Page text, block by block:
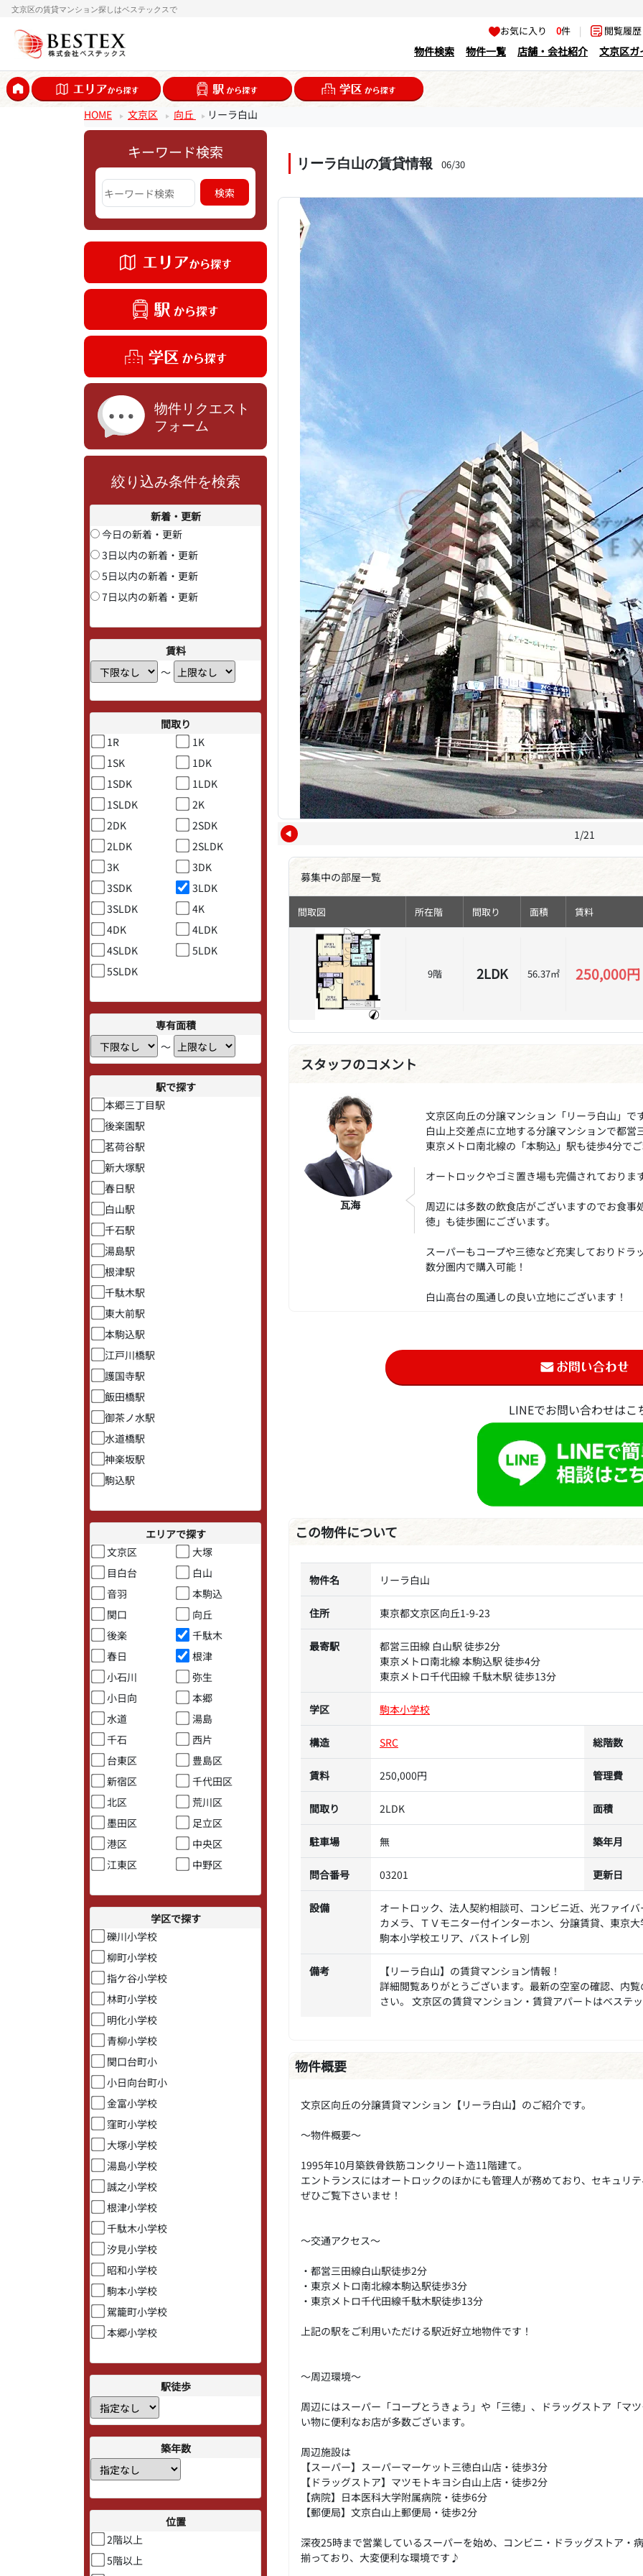
文京区の賃貸マンション探しはベステックスで
お気に入り0件 | 閲覧履
物件検索 物件一覧 店舗・会社紹介 文京区ガ
HOME 文京区 向丘 リーラ白山
キーワード検索
絞り込み条件を検索
新着・更新
今日の新着・更新
3日以内の新着・更新
5日以内の新着・更新
7日以内の新着・更新
賃料
〜
間取り
1R
1K
1SK
1DK
1SDK
1LDK
1SLDK
2K
2DK
2SDK
2LDK
2SLDK
3K
3DK
3SDK
3LDK
3SLDK
4K
4DK
4LDK
4SLDK
5LDK
5SLDK
専有面積
〜
駅で探す
本郷三丁目駅
後楽園駅
茗荷谷駅
新大塚駅
春日駅
白山駅
千石駅
湯島駅
根津駅
千駄木駅
東大前駅
本駒込駅
江戸川橋駅
護国寺駅
飯田橋駅
御茶ノ水駅
水道橋駅
神楽坂駅
駒込駅
エリアで探す
文京区
大塚
目白台
白山
音羽
本駒込
関口
向丘
後楽
千駄木
春日
根津
小石川
弥生
小日向
本郷
水道
湯島
千石
西片
台東区
豊島区
新宿区
千代田区
北区
荒川区
墨田区
足立区
港区
中央区
江東区
中野区
学区で探す
礫川小学校
柳町小学校
指ケ谷小学校
林町小学校
明化小学校
青柳小学校
関口台町小
小日向台町小
金富小学校
窪町小学校
大塚小学校
湯島小学校
誠之小学校
根津小学校
千駄木小学校
汐見小学校
昭和小学校
駒本小学校
駕籠町小学校
本郷小学校
駅徒歩
築年数
位置
2階以上
5階以上
リーラ白山の賃貸情報 06/30
1/21
募集中の部屋一覧
間取図 所在階 間取り 面積 賃料
9階 2LDK 56.37㎡ 250,000円
スタッフのコメント
瓦海
文京区向丘の分譲マンション「リーラ白山」で
白山上交差点に立地する分譲マンションで都営
東京メトロ南北線の「本駒込」駅も徒歩4分で
オートロックやゴミ置き場も完備されておりま
周辺には多数の飲食店がございますのでお食
徳」も徒歩圏にございます。
スーパーもコープや三徳など充実しておりド
数分圏内で購入可能！
白山高台の風通しの良い立地にございます！
LINEでお問い合わせはこ
この物件について
物件名 リーラ白山
住所 東京都文京区向丘1-9-23
最寄駅
都営三田線 白山駅 徒歩2分
東京メトロ南北線 本駒込駅 徒歩4分
東京メトロ千代田線 千駄木駅 徒歩13分
学区 駒本小学校
構造 SRC 総階数
賃料 250,000円 管理費
間取り 2LDK 面積
駐車場 無 築年月
問合番号 03201 更新日
設備
オートロック、法人契約相談可、コンビニ近、光ファイ
カメラ、ＴＶモニター付インターホン、分譲賃貸、東京
駒本小学校エリア、バストイレ別
備考
【リーラ白山】の賃貸マンション情報！
詳細閲覧ありがとうございます。最新の空室の確認、内
さい。 文京区の賃貸マンション・賃貸アパートはベステ
物件概要
文京区向丘の分譲賃貸マンション【リーラ白山】のご紹介です。
～物件概要～
1995年10月築鉄骨鉄筋コンクリート造11階建て。
エントランスにはオートロックのほかにも管理人が務めており、セキュリ
ぜひご覧下さいませ！
～交通アクセス～
・都営三田線白山駅徒歩2分
・東京メトロ南北線本駒込駅徒歩3分
・東京メトロ千代田線千駄木駅徒歩13分
上記の駅をご利用いただける駅近好立地物件です！
～周辺環境～
周辺にはスーパー「コープとうきょう」や「三徳」、ドラッグストア「マ
い物に便利なお店が多数ございます。
周辺施設は
【スーパー】スーパーマーケット三徳白山店・徒歩3分
【ドラッグストア】マツモトキヨシ白山上店・徒歩2分
【病院】日本医科大学附属病院・徒歩6分
【郵便局】文京白山上郵便局・徒歩2分
深夜25時まで営業しているスーパーを始め、コンビニ・ドラッグストア・
揃っており、大変便利な環境です♪